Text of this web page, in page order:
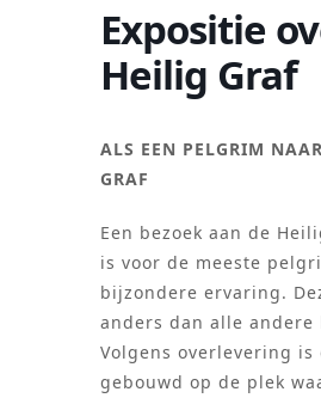
Expositie
Heilig Graf
ALS EEN PELGRIM
GRAF
Een bezoek aan de
is voor de meeste
bijzondere ervaring.
anders dan alle andere
Volgens overlevering is
gebouwd op de plek